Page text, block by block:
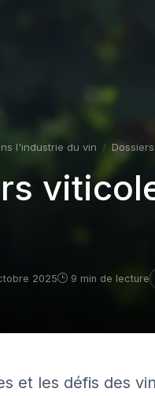
l'industrie du vin Dossiers
2025 9 min de lecture
et les défis des